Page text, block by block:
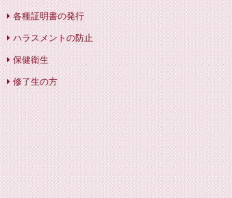
各種証明書の発行
ハラスメントの防止
保健衛生
修了生の方